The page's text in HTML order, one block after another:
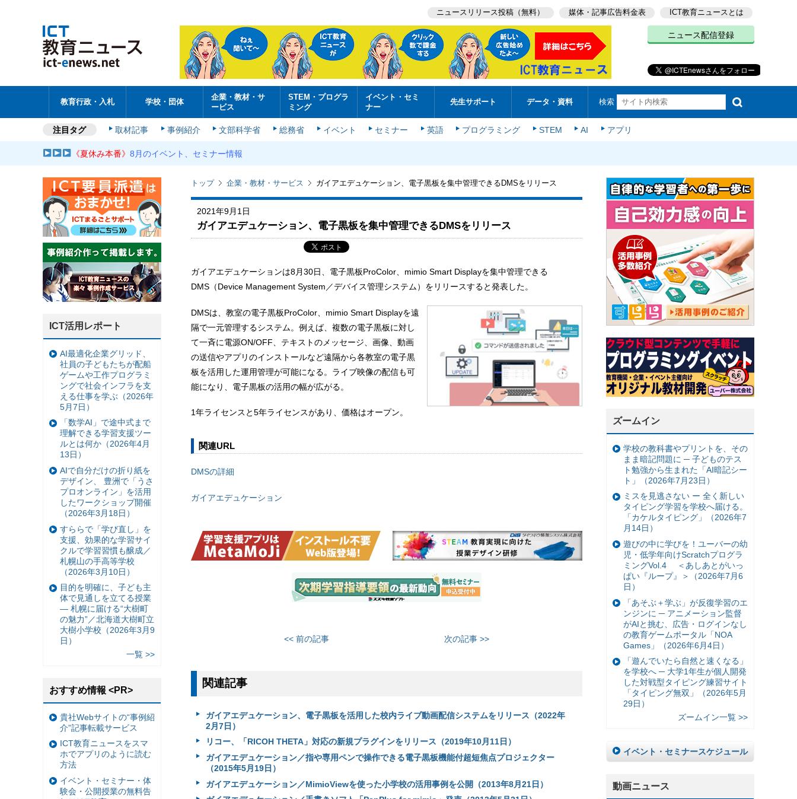
ニュースリリース投稿（無料） 媒体・記事広告料金表 ICT教育ニュースとは
ニュース配信登録
教育行政・入札 学校・団体
企業・教材・サ
ービス
STEM・プログラ
ミング
イベント・セミ
ナー
先生サポート データ・資料 検索
注目タグ 取材記事 事例紹介 文部科学省 総務省 イベント セミナー 英語 プログラミング STEM AI アプリ
《夏休み本番》8月のイベント、セミナー情報
トップ 企業・教材・サービス ガイアエデュケーション、電子黒板を集中管理できるDMSをリリース
2021年9月1日
ガイアエデュケーション、電子黒板を集中管理できるDMSをリリース
ガイアエデュケーションは8月30日、電子黒板ProColor、mimio Smart Displayを集中管理できる
DMS（Device Management System／デバイス管理システム）をリリースすると発表した。
DMSは、教室の電子黒板ProColor、mimio Smart Displayを遠
隔で一元管理するシステム。例えば、複数の電子黒板に対し
て一斉に電源ON/OFF、テキストのメッセージ、画像、動画
の送信やアプリのインストールなど遠隔から各教室の電子黒
板を活用した運用管理が可能になる。ライブ映像の配信も可
能になり、電子黒板の活用の幅が広がる。
1年ライセンスと5年ライセンスがあり、価格はオープン。
関連URL
DMSの詳細
ガイアエデュケーション
<< 前の記事 次の記事 >>
関連記事
ガイアエデュケーション、電子黒板を活用した校内ライブ動画配信システムをリリース（2022年
2月7日）
リコー、「RICOH THETA」対応の新規プラグインをリリース（2019年10月11日）
ガイアエデュケーション／指や専用ペンで操作できる電子黒板機能付超短焦点プロジェクター
（2015年5月19日）
ガイアエデュケーション／MimioViewを使った小学校の活用事例を公開（2013年8月21日）
ズームイン
学校の教科書やプリントを、その
まま暗記問題に ─ 子どものテス
ト勉強から生まれた「AI暗記シー
ト」（2026年7月23日）
ミスを見逃さない ー 全く新しい
タイピング学習を学校へ届ける。
「カケルタイピング」（2026年7
月14日）
遊びの中に学びを！ユーバーの幼
児・低学年向けScratchプログラ
ミングVol.4 ＜あしあとがいっ
ぱい『ループ』＞（2026年7月6
日）
「あそぶ＋学ぶ」が反復学習のエ
ンジンに ─ アニメーション監督
がAIと挑む、広告・ログインなし
の教育ゲームポータル「NOA
Games」（2026年6月4日）
「遊んでいたら自然と速くなる」
を学校へ ─ 大学1年生が個人開発
した対戦型タイピング練習サイト
「タイピング無双」（2026年5月
29日）
ズームイン一覧 >>
イベント・セミナースケジュール
動画ニュース
ICT活用レポート
AI最適化企業グリッド、
社員の子どもたちが配船
ゲームや工作プログラミ
ングで社会インフラを支
える仕事を学ぶ（2026年
5月7日）
「数学AI」で途中式まで
理解できる学習支援ツー
ルとは何か（2026年4月
13日）
AIで自分だけの折り紙を
デザイン、 豊洲で「うさ
プロオンライン」を活用
したワークショップ開催
（2026年3月18日）
すららで「学び直し」を
支援、効果的な学習サイ
クルで学習習慣も醸成／
札幌山の手高等学校
（2026年3月10日）
目的を明確に、子ども主
体で見通しを立てる授業
— 札幌に届ける“大樹町
の魅力”／北海道大樹町立
大樹小学校（2026年3月9
日）
一覧 >>
おすすめ情報 <PR>
貴社Webサイトの“事例紹
介”記事転載サービス
ICT教育ニュースをスマ
ホでアプリのように読む
方法
イベント・セミナー・体
験会・公開授業の無料告